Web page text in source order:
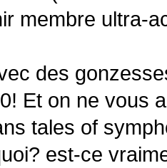
membre ultra-
des
Et on ne vous
tales of
est-ce